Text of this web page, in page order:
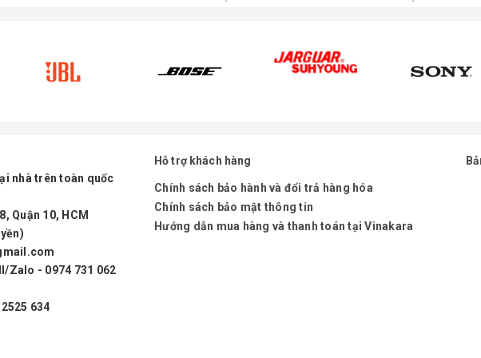
độ cao trong thời gian dài.
đến chất âm mạnh mẽ, tốc độ đáp ứng nhanh, tiếng bass chắc gọn,
loa tốt giúp hệ thống hoạt động ổn định ngay cả khi mở công suất lớn.
cho các đơn vị lắp đặt âm thanh chuyên nghiệp cần một cục đẩy vừa
ghép
với nhiều hệ thống loa khác nhau như:
nhà trên toàn quốc
Quận 10, HCM
Zalo - 0974 731 062
634
Hỗ trợ khách hàng
Chính sách bảo hành và đổi trả hàng hóa
Chính sách bảo mật thông tin
Hướng dẫn mua hàng và thanh toán tại Vinakara